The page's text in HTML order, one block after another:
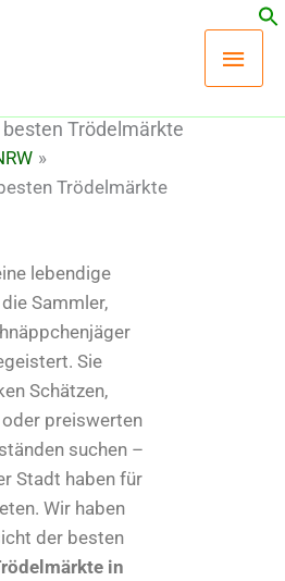
Trödelmärkte
Trödelmärkte
lebendige
Sammler,
Sie
Schätzen,
preiswerten
suchen –
Stadt haben für
Wir haben
der besten
in